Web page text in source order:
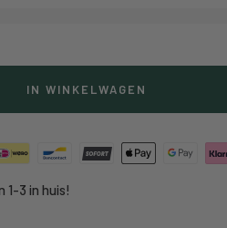
IN WINKELWAGEN
1-3 in huis!